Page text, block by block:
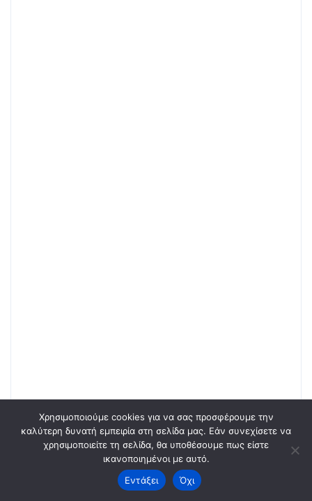
Χρησιμοποιούμε cookies για να σας προσφέρουμε την
καλύτερη δυνατή εμπειρία στη σελίδα μας. Εάν συνεχίσετε να
χρησιμοποιείτε τη σελίδα, θα υποθέσουμε πως είστε
ικανοποιημένοι με αυτό.
Εντάξει
Όχι